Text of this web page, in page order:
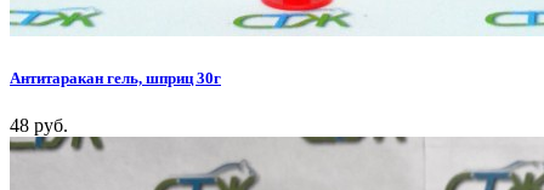
Антитаракан гель, шприц 30г
48 руб.